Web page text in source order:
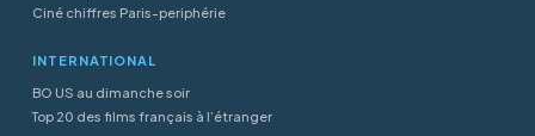
Ciné chiffres Paris-periphérie
INTERNATIONAL
BO US au dimanche soir
Top 20 des films français à l’étranger